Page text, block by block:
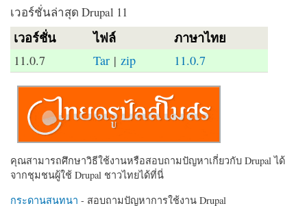
เวอร์ชั่นล่าสุด Drupal 11
เวอร์ชั่น ไฟล์ ภาษาไทย
11.0.7 Tar | zip 11.0.7
คุณสามารถศึกษาวิธีใช้งานหรือสอบถามปัญหาเกี่ยวกับ Drupal ได้
จากชุมชนผู้ใช้ Drupal ชาวไทยได้ที่นี่
กระดานสนทนา - สอบถามปัญหาการใช้งาน Drupal